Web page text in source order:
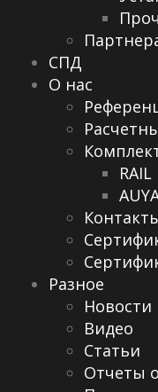
СПД
О нас
RAIL
Разное
Новости
Видео
Cтатьи
Отчеты